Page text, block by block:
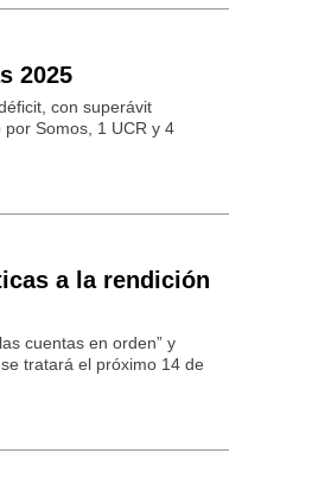
2025
con superávit
Somos, 1 UCR y 4
a la rendición
cuentas en orden” y
tratará el próximo 14 de